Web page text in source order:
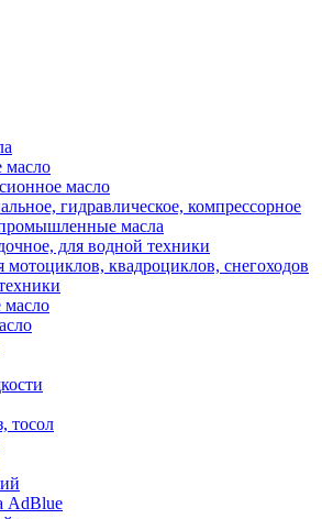
масло
масло
гидравлическое, компрессорное
масла
для водной техники
мотоциклов, квадроциклов, снегоходов
масло
тосол
AdBlue